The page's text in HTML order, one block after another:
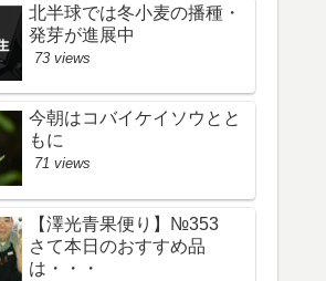
北半球では冬小麦の播種・
発芽が進展中
73 views
今朝はコバイケイソウとと
もに
71 views
【澤光青果便り】№353
さて本日のおすすめ品
は・・・